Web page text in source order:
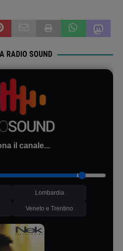
RADIO SOUND
il canale...
Lombardia
Veneto e Trentino